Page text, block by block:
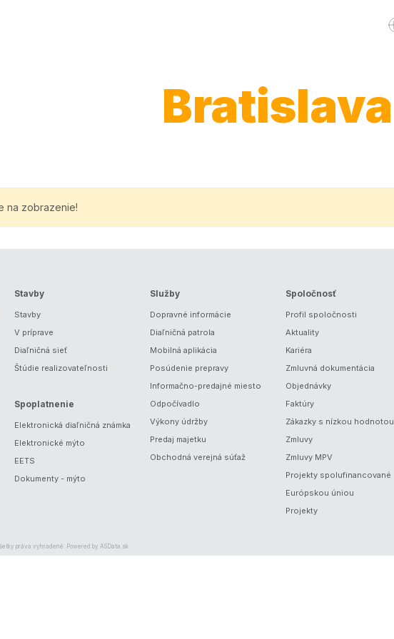
Bratislava
na zobrazenie!
Stavby
Stavby
V príprave
Diaľničná sieť
Štúdie realizovateľnosti
Spoplatnenie
Elektronická diaľničná známka
Elektronické mýto
EETS
Dokumenty - mýto
Služby
Dopravné informácie
Diaľničná patrola
Mobilná aplikácia
Posúdenie prepravy
Informačno-predajné miesto
Odpočívadlo
Výkony údržby
Predaj majetku
Obchodná verejná súťaž
Spoločnosť
Profil spoločnosti
Aktuality
Kariéra
Zmluvná dokumentácia
Objednávky
Faktúry
Zákazky s nízkou hodnotou
Zmluvy
Zmluvy MPV
Projekty spolufinancované
Európskou úniou
Projekty
práva vyhradené. Powered by ASData.sk